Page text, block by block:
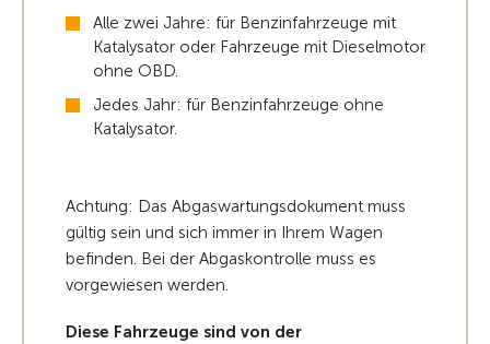
Alle zwei Jahre: für Benzinfahrzeuge mit
Katalysator oder Fahrzeuge mit Dieselmotor
ohne OBD.
Jedes Jahr: für Benzinfahrzeuge ohne
Katalysator.
Achtung: Das Abgaswartungsdokument muss
gültig sein und sich immer in Ihrem Wagen
befinden. Bei der Abgaskontrolle muss es
vorgewiesen werden.
Diese Fahrzeuge sind von der